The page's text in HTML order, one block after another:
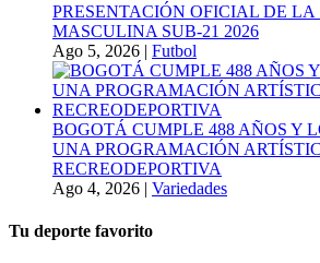
PRESENTACIÓN OFICIAL DE LA
MASCULINA SUB-21 2026
Ago 5, 2026 | Futbol
BOGOTÁ CUMPLE 488 AÑOS Y
UNA PROGRAMACIÓN
RECREODEPORTIVA
Ago 4, 2026 | Variedades
Tu deporte favorito